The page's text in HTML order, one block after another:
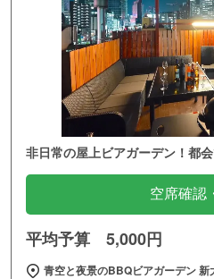
非日常の屋上ビアガーデン！都
空席確認
平均予算 5,000円
青空と夜景のBBQビアガーデン